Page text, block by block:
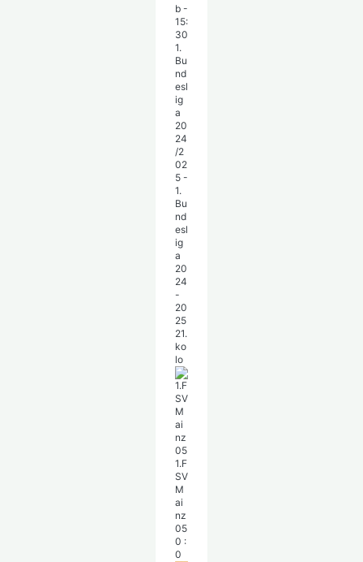
b -
15:
30
1.
Bu
nd
esl
ig
a
20
24
/2
02
5 -
1.
Bu
nd
esl
ig
a
20
24
-
20
25
21.
ko
lo
1.F
SV
M
ai
nz
05
0 :
0